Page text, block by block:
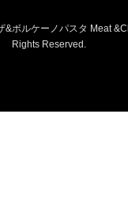
ボルケーノパスタ Meat
Rights Reserved.